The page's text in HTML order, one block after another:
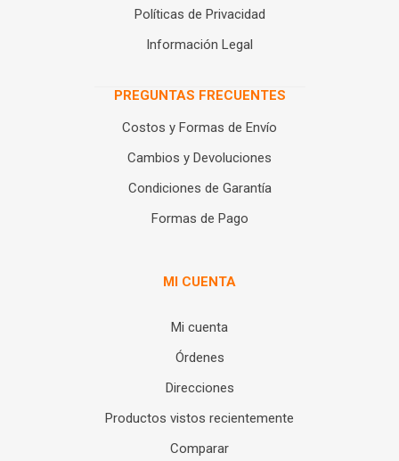
Políticas de Privacidad
Información Legal
PREGUNTAS FRECUENTES
Costos y Formas de Envío
Cambios y Devoluciones
Condiciones de Garantía
Formas de Pago
MI CUENTA
Mi cuenta
Órdenes
Direcciones
Productos vistos recientemente
Comparar